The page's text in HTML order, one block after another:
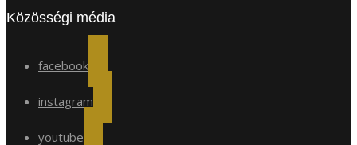
Közösségi média
facebook
instagram
youtube